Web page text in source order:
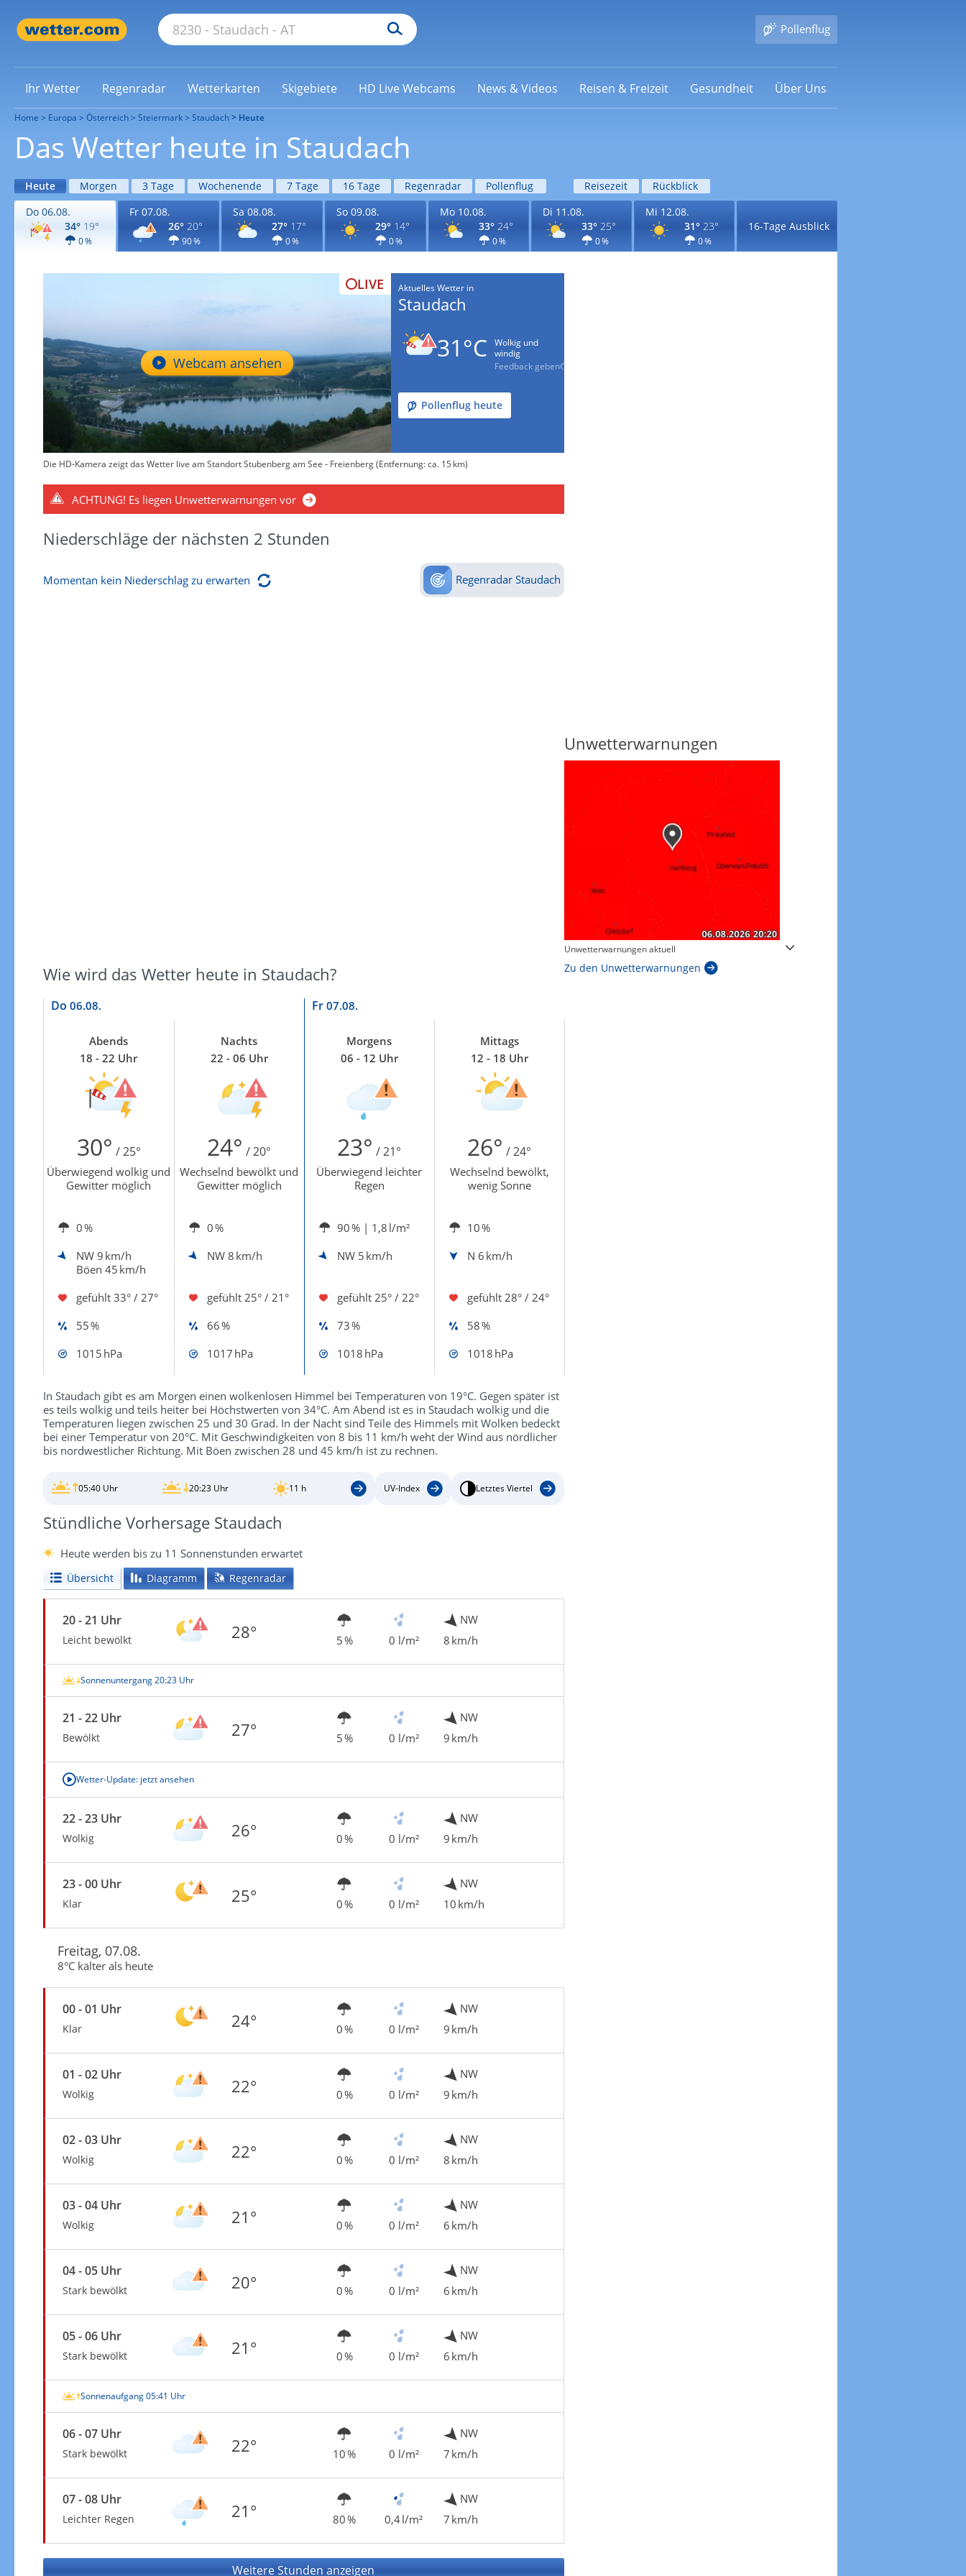
Pollenflug
Ihr Wetter Regenradar Wetterkarten Skigebiete HD Live Webcams News & Videos Reisen & Freizeit Gesundheit Über Uns
Home Europa Österreich Steiermark Staudach Heute
Das Wetter heute in Staudach
Heute Morgen 3 Tage Wochenende 7 Tage 16 Tage Regenradar Pollenflug Reisezeit
Rückblick
Do 06.08.
34° 19°
0 %
Fr 07.08.
26° 20°
90 %
Sa 08.08.
27° 17°
0 %
So 09.08.
29° 14°
0 %
Mo 10.08.
33° 24°
0 %
Di 11.08.
33° 25°
0 %
Mi 12.08.
31° 23°
0 %
16-Tage Ausblick
LIVE
Webcam ansehen
Aktuelles Wetter in
Staudach
31°C
Wolkig und
windig
Feedback geben
Pollenflug heute
Die HD-Kamera zeigt das Wetter live am Standort Stubenberg am See - Freienberg (Entfernung: ca. 15 km)
ACHTUNG! Es liegen Unwetterwarnungen vor
Niederschläge der nächsten 2 Stunden
Momentan kein Niederschlag zu erwarten Regenradar Staudach
Wie wird das Wetter heute in Staudach?
Do 06.08. Fr 07.08.
Abends
18 - 22 Uhr
Nachts
22 - 06 Uhr
Morgens
06 - 12 Uhr
Mittags
12 - 18 Uhr
30° / 25° 24° / 20° 23° / 21° 26° / 24°
Überwiegend wolkig und
Gewitter möglich
Wechselnd bewölkt und
Gewitter möglich
Überwiegend leichter
Regen
Wechselnd bewölkt,
wenig Sonne
0 % 0 % 90 % | 1,8 l/m²
10 %
NW 9 km/h
Böen 45 km/h
NW 8 km/h NW 5 km/h N 6 km/h
gefühlt 33° / 27° gefühlt 25° / 21° gefühlt 25° / 22° gefühlt 28° / 24°
55 %
66 % 73 %
58 %
1015 hPa
1017 hPa 1018 hPa 1018 hPa
In Staudach gibt es am Morgen einen wolkenlosen Himmel bei Temperaturen von 19°C. Gegen später ist
es teils wolkig und teils heiter bei Höchstwerten von 34°C. Am Abend ist es in Staudach wolkig und die
Temperaturen liegen zwischen 25 und 30 Grad. In der Nacht sind Teile des Himmels mit Wolken bedeckt
bei einer Temperatur von 20°C. Mit Geschwindigkeiten von 8 bis 11 km/h weht der Wind aus nördlicher
bis nordwestlicher Richtung. Mit Böen zwischen 28 und 45 km/h ist zu rechnen.
05:40 Uhr 20:23 Uhr 11 h UV-Index Letztes Viertel
Stündliche Vorhersage Staudach
Heute werden bis zu 11 Sonnenstunden erwartet
Übersicht Diagramm Regenradar
20 - 21 Uhr
Leicht bewölkt 28° 5 % 0 l/m²
NW
8 km/h
Sonnenuntergang 20:23 Uhr
21 - 22 Uhr
Bewölkt 27° 5 % 0 l/m²
NW
9 km/h
Wetter-Update: jetzt ansehen
22 - 23 Uhr
Wolkig 26° 0 % 0 l/m²
NW
9 km/h
23 - 00 Uhr
Klar 25° 0 % 0 l/m²
NW
10 km/h
Freitag, 07.08.
8°C kälter als heute
00 - 01 Uhr
Klar 24° 0 % 0 l/m²
NW
9 km/h
01 - 02 Uhr
Wolkig 22° 0 % 0 l/m²
NW
9 km/h
02 - 03 Uhr
Wolkig 22° 0 % 0 l/m²
NW
8 km/h
03 - 04 Uhr
Wolkig 21° 0 % 0 l/m²
NW
6 km/h
04 - 05 Uhr
Stark bewölkt 20° 0 % 0 l/m²
NW
6 km/h
05 - 06 Uhr
Stark bewölkt 21° 0 % 0 l/m²
NW
6 km/h
Sonnenaufgang 05:41 Uhr
06 - 07 Uhr
Stark bewölkt 22° 10 % 0 l/m²
NW
7 km/h
07 - 08 Uhr
Leichter Regen 21° 80 % 0,4 l/m²
NW
7 km/h
Weitere Stunden anzeigen
Zu den Unwetterwarnungen
Unwetterwarnungen
Unwetterwarnungen aktuell
Zu den Unwetterwarnungen